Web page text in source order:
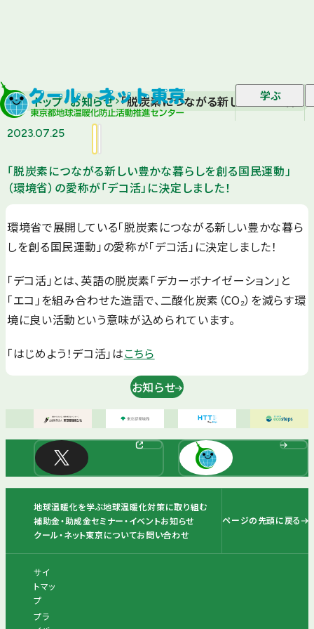
学ぶ
トップ お知らせ 「脱炭素につながる新しい豊かな暮ら
2023.07.25
「脱炭素につながる新しい豊かな暮らしを創る国民運動」
（環境省）の愛称が「デコ活」に決定しました！
環境省で展開している「脱炭素につながる新しい豊かな暮ら
しを創る国民運動」の愛称が「デコ活」に決定しました！
「デコ活」とは、英語の脱炭素「デカーボナイゼーション」と
「エコ」を組み合わせた造語で、二酸化炭素（CO₂）を減らす環
境に良い活動という意味が込められています。
「はじめよう！デコ活」はこちら
お知らせ
地球温暖化を学ぶ地球温暖化対策に取り組む
補助金・助成金セミナー・イベントお知らせ
クール・ネット東京についてお問い合わせ
ページの先頭に戻る
サイ
トマッ
プ
プラ